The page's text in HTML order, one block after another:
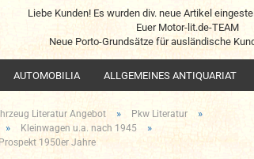
Liebe Kunden! Es wurden div. neue Artikel
Euer Motor-lit.de-TEAM
Neue Porto-Grundsätze für ausländische
AUTOMOBILIA ALLGEMEINES ANTIQUARIAT
Literatur Angebot » Pkw Literatur »
» Kleinwagen u.a. nach 1945 »
1950er Jahre